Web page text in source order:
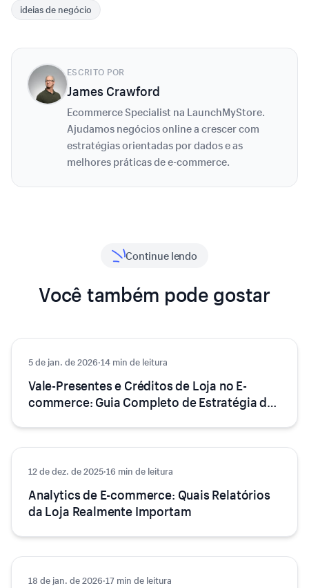
ideias de negócio
ESCRITO POR
James Crawford
Ecommerce Specialist na LaunchMyStore.
Ajudamos negócios online a crescer com
estratégias orientadas por dados e as
melhores práticas de e-commerce.
Continue lendo
Você também pode gostar
Dicas e Truques
5 de jan. de 2026·14 min de leitura
Vale-Presentes e Créditos de Loja no E-
commerce: Guia Completo de Estratégia de
Dicas e Truques
12 de dez. de 2025·16 min de leitura
Analytics de E-commerce: Quais Relatórios
da Loja Realmente Importam
Dicas e Truques
18 de jan. de 2026·17 min de leitura